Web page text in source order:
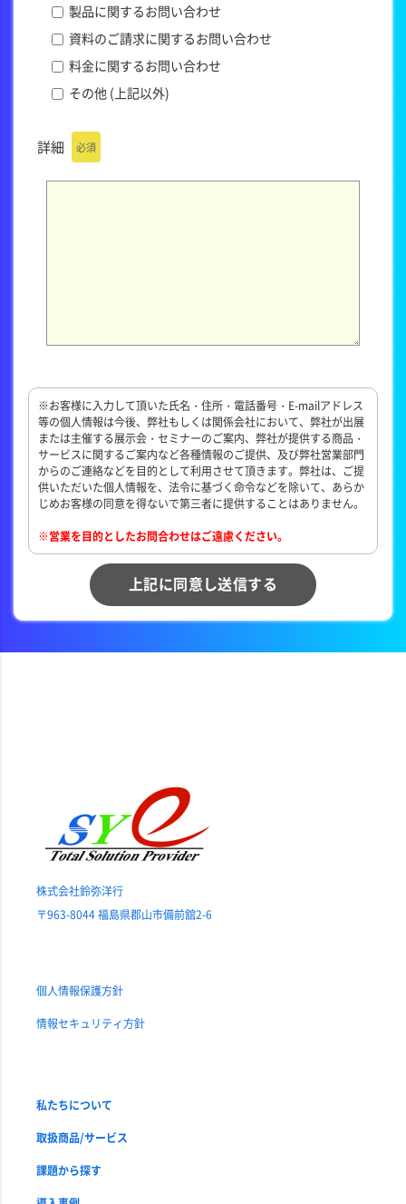
製品に関するお問い合わせ
資料のご請求に関するお問い合わせ
料金に関するお問い合わせ
その他 (上記以外)
詳細 必須
※お客様に入力して頂いた氏名・住所・電話番号・E-mailアドレス
等の個人情報は今後、弊社もしくは関係会社において、弊社が出展
または主催する展示会・セミナーのご案内、弊社が提供する商品・
サービスに関するご案内など各種情報のご提供、及び弊社営業部門
からのご連絡などを目的として利用させて頂きます。弊社は、ご提
供いただいた個人情報を、法令に基づく命令などを除いて、あらか
じめお客様の同意を得ないで第三者に提供することはありません。
※営業を目的としたお問合わせはご遠慮ください。
株式会社鈴弥洋行
〒963-8044 福島県郡山市備前舘2-6
個人情報保護方針
情報セキュリティ方針
私たちについて
取扱商品/サービス
課題から探す